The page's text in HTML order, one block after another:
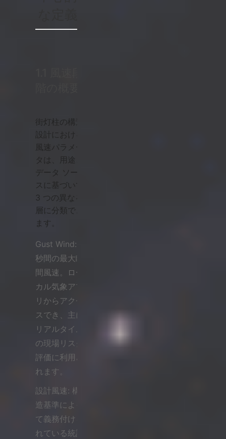
街灯柱の構造
設計における
風速パラメー
タは、用途と
データ ソー
スに基づいて
3 つの異なる
層に分類でき
ます。
Gust Wind: 3
秒間の最大瞬
間風速。ロー
カル気象アプ
リからアクセ
スでき、主に
リアルタイム
の現場リスク
評価に利用さ
れます。
設計風速: 構
造基準によっ
て義務付けら
れている統計